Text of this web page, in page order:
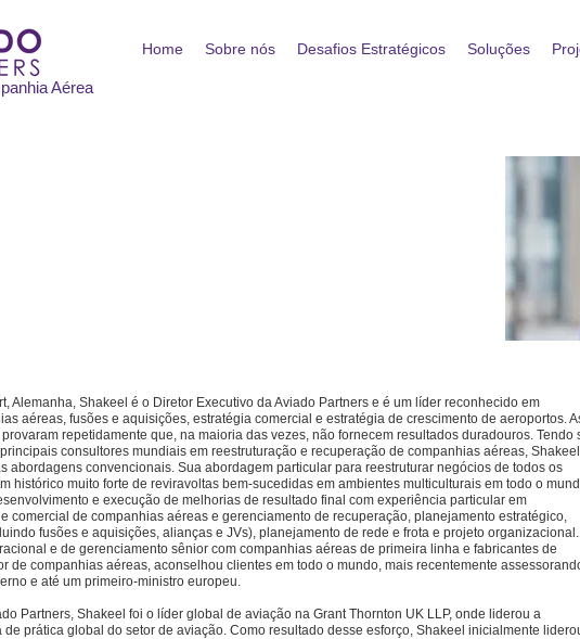
Home Sobre nós Desafios Estratégicos Soluções
Aérea
Alemanha, Shakeel é o Diretor Executivo da Aviado Partners e é um líder reconhecido em
aéreas, fusões e aquisições, estratégia comercial e estratégia de crescimento de aeroportos.
repetidamente que, na maioria das vezes, não fornecem resultados duradouros. Tendo
consultores mundiais em reestruturação e recuperação de companhias aéreas, Shakeel
abordagens convencionais. Sua abordagem particular para reestruturar negócios de todos os
histórico muito forte de reviravoltas bem-sucedidas em ambientes multiculturais em todo o
e execução de melhorias de resultado final com experiência particular em
comercial de companhias aéreas e gerenciamento de recuperação, planejamento estratégico,
fusões e aquisições, alianças e JVs), planejamento de rede e frota e projeto
e de gerenciamento sênior com companhias aéreas de primeira linha e fabricantes de
de companhias aéreas, aconselhou clientes em todo o mundo, mais recentemente
e até um primeiro-ministro europeu.
Partners, Shakeel foi o líder global de aviação na Grant Thornton UK LLP, onde liderou a
prática global do setor de aviação. Como resultado desse esforço, Shakeel inicialmente